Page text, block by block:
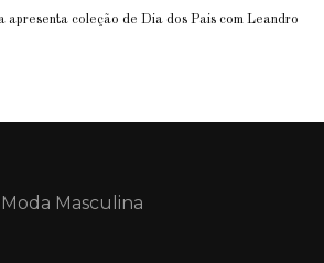
apresenta coleção de Dia dos Pais com Leandro
Masculina